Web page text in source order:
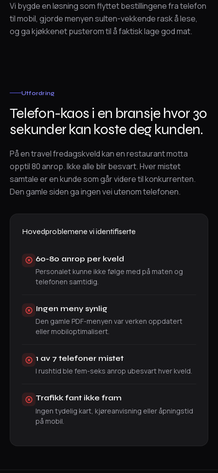
Vi bygde en løsning som flyttet bestillingene fra telefon
til mobil, gjorde menyen sulten-vekkende rask å lese,
og ga kjøkkenet pusterom til å faktisk lage god mat.
Utfordring
Telefon-kaos i en bransje hvor 30
sekunder kan koste deg kunden.
På en travel fredagskveld kan en restaurant motta
opptil 80 anrop. Ikke alle blir besvart. Hver mistet
samtale er en kunde som går videre til konkurrenten.
Den gamle siden ga ingen vei utenom telefonen.
Hovedproblemene vi identifiserte
60-80 anrop per kveld
Personalet kunne ikke følge med på maten og
telefonen samtidig.
Ingen meny synlig
Den gamle PDF-menyen var verken oppdatert
eller mobiloptimalisert.
1 av 7 telefoner mistet
I rushtid ble fem-seks anrop ubesvart hver kveld.
Trafikk fant ikke fram
Ingen tydelig kart, kjøreanvisning eller åpningstid
på mobil.